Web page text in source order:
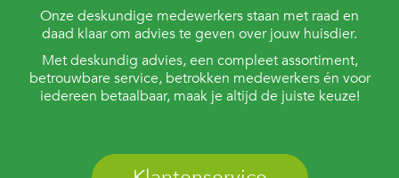
Onze deskundige medewerkers staan met raad en
daad klaar om advies te geven over jouw huisdier.
Met deskundig advies, een compleet assortiment,
betrouwbare service, betrokken medewerkers én voor
iedereen betaalbaar, maak je altijd de juiste keuze!